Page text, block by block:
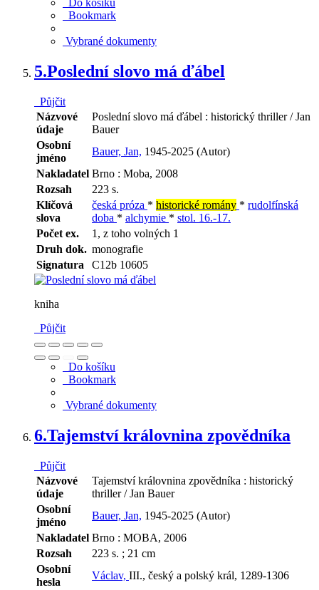
Do košíku
Bookmark
Vybrané dokumenty
5.Poslední slovo má ďábel
Půjčit
Názvové
údaje
Poslední slovo má ďábel : historický thriller / Jan
Bauer
Osobní
jméno
Bauer, Jan, 1945-2025 (Autor)
Nakladatel Brno : Moba, 2008
Rozsah
223 s.
Klíčová
slova
česká próza * historické romány * rudolfínská
doba * alchymie * stol. 16.-17.
Počet ex.
1, z toho volných 1
Druh dok. monografie
Signatura
C12b 10605
kniha
Půjčit
Do košíku
Bookmark
Vybrané dokumenty
6.Tajemství královnina zpovědníka
Půjčit
Názvové
údaje
Tajemství královnina zpovědníka : historický
thriller / Jan Bauer
Osobní
jméno
Bauer, Jan, 1945-2025 (Autor)
Nakladatel Brno : MOBA, 2006
Rozsah
223 s. ; 21 cm
Osobní
hesla
Václav, III., český a polský král, 1289-1306